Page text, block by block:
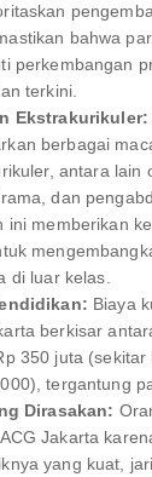
bahwa
perkembangan
terkini.
Ekstrakurikuler:
berbagai
antara lain
dan
ini memberikan
di luar kelas.
Biaya
berkisar
350 juta
tergantung
Dirasakan:
Jakarta
yang kuat,